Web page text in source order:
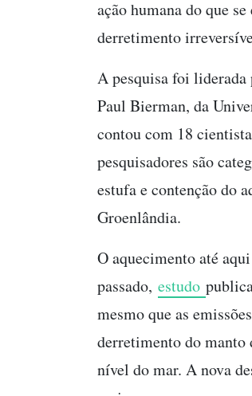
ação humana do que
derretimento
A pesquisa foi liderada
Paul Bierman, da
contou com 18
pesquisadores são
estufa e contenção do
Groenlândia.
O aquecimento até
passado, estudo
mesmo que as
derretimento do manto
nível do mar. A nova